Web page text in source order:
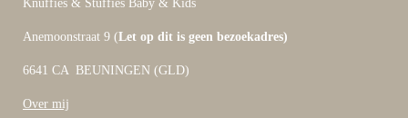
Knuffies & Stuffies Baby & Kids
Anemoonstraat 9 (Let op dit is geen bezoekadres)
6641 CA BEUNINGEN (GLD)
Over mij